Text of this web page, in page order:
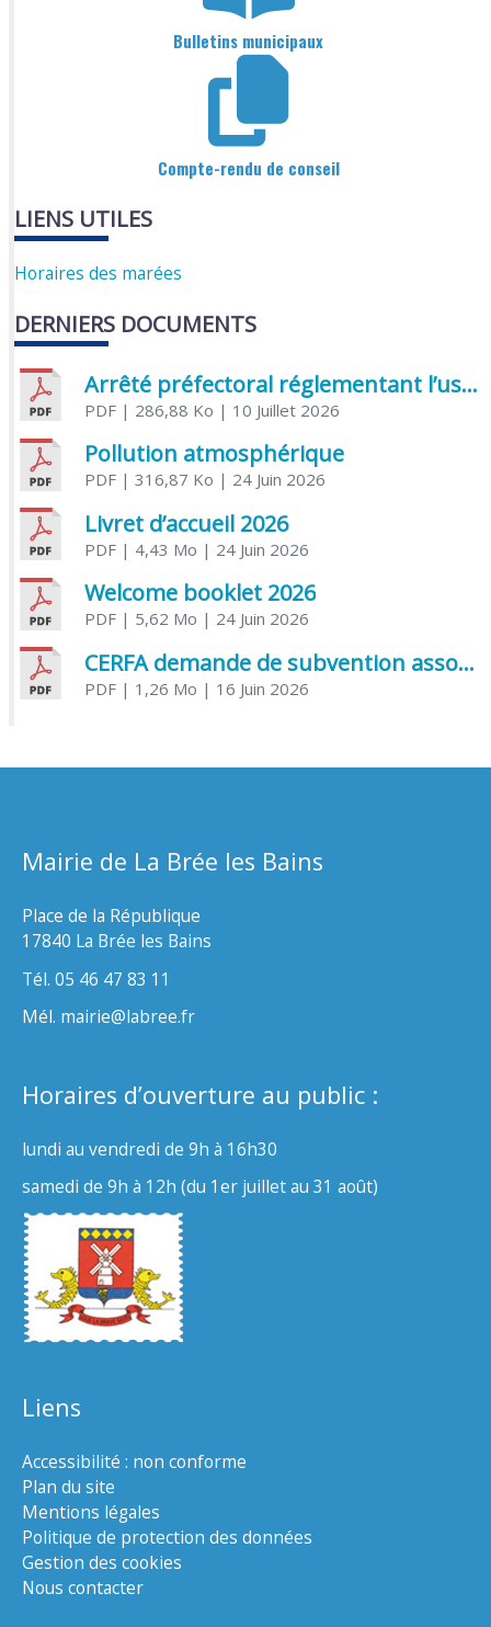
Bulletins municipaux
Compte-rendu de conseil
LIENS UTILES
Horaires des marées
DERNIERS DOCUMENTS
Arrêté préfectoral réglementant l’usage de l’eau
PDF| 286,88 Ko | 10 Juillet 2026
Pollution atmosphérique
PDF| 316,87 Ko | 24 Juin 2026
Livret d’accueil 2026
PDF| 4,43 Mo | 24 Juin 2026
Welcome booklet 2026
PDF| 5,62 Mo | 24 Juin 2026
CERFA demande de subvention association
PDF| 1,26 Mo | 16 Juin 2026
Mairie de La Brée les Bains
Place de la République
17840 La Brée les Bains
Tél. 05 46 47 83 11
Mél. mairie@labree.fr
Horaires d’ouverture au public :
lundi au vendredi de 9h à 16h30
samedi de 9h à 12h (du 1er juillet au 31 août)
Liens
Accessibilité : non conforme
Plan du site
Mentions légales
Politique de protection des données
Gestion des cookies
Nous contacter